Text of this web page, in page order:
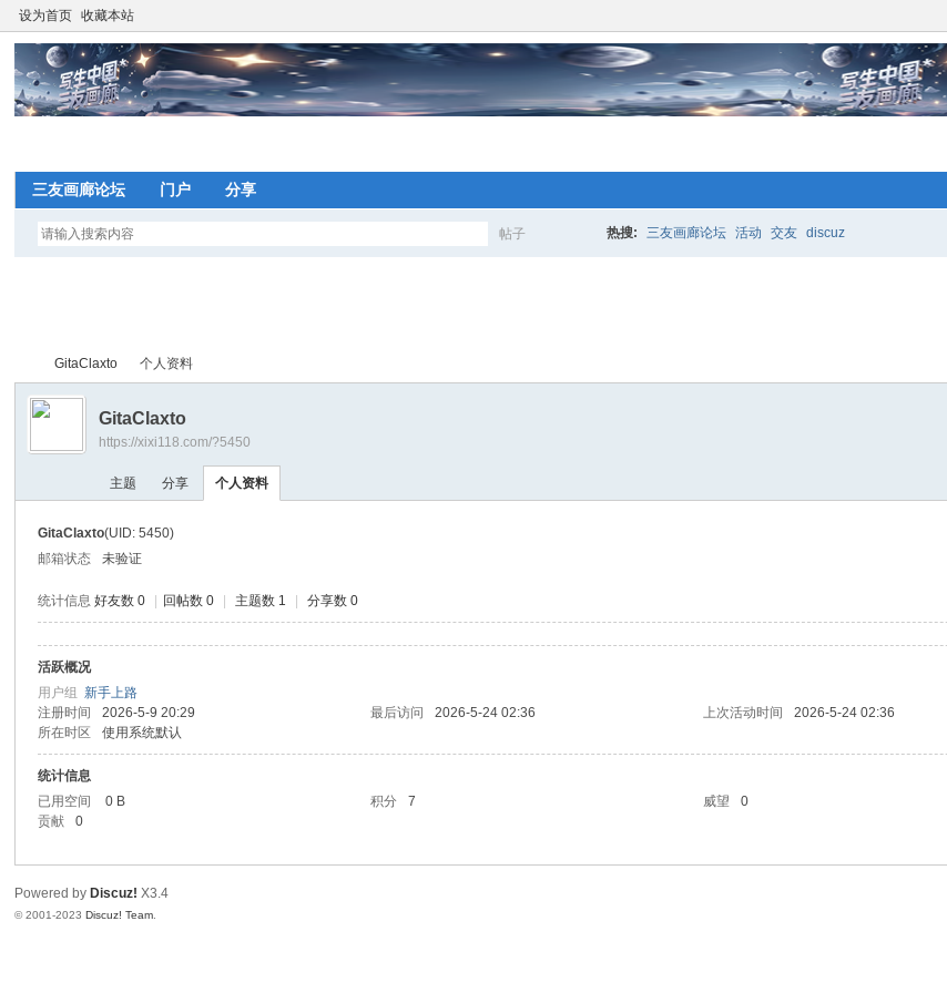
设为首页 收藏本站
三友画廊论坛 门户 分享
帖子 热搜: 三友画廊论坛 活动 交友 discuz
望更多的人加入你我同行。
望更多的人加入你我同行。
写生中国*三友画廊急招实习版主！只
中
›
GitaClaxto 个人资料
GitaClaxto
https://xixi118.com/?5450
主题 分享 个人资料
GitaClaxto(UID: 5450)
邮箱状态
未验证
统计信息 好友数 0 回帖数 0 主题数 1 分享数 0
活跃概况
用户组新手上路
注册时间
2026-5-9 20:29 最后访问 2026-5-24 02:36 上次活动时间 2026-5-24 02:36
所在时区
使用系统默认
统计信息
已用空间
0 B 积分 7 威望 0
贡献
0
Powered by Discuz! X3.4
© 2001-2023Discuz! Team